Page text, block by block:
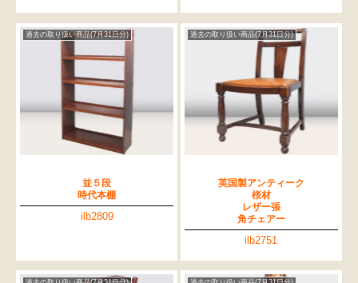
過去の取り扱い商品(7月31日分)
並５段
時代本棚
ilb2809
過去の取り扱い商品(7月31日分)
英国製アンティーク
桜材
レザー張
角チェアー
ilb2751